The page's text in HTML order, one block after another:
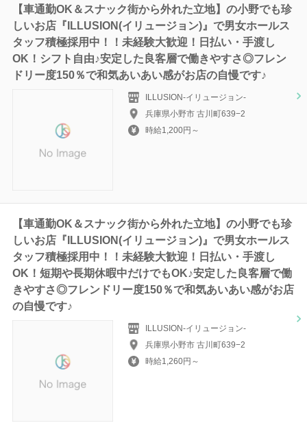
【車通勤OK＆スナック街から外れた立地】の小野でも珍
しいお店『ILLUSION(イリュージョン)』で男女ホールス
タッフ積極採用中！！未経験大歓迎！日払い・手渡し
OK！シフト自由♪安定した良客層で働きやすさ◎フレン
ドリー度150％で和気あいあい感がお店の自慢です♪
ILLUSION-イリュージョン-
兵庫県小野市 古川町639−2
時給1,200円～
【車通勤OK＆スナック街から外れた立地】の小野でも珍
しいお店『ILLUSION(イリュージョン)』で男女ホールス
タッフ積極採用中！！未経験大歓迎！日払い・手渡し
OK！短期や長期休暇中だけでもOK♪安定した良客層で働
きやすさ◎フレンドリー度150％で和気あいあい感がお店
の自慢です♪
ILLUSION-イリュージョン-
兵庫県小野市 古川町639−2
時給1,260円～